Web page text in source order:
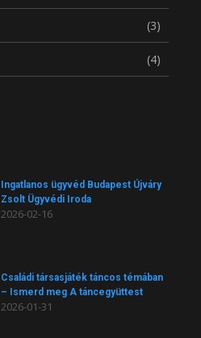
(3)
(4)
Ingatlanos ügyvéd Budapest Újváry
Zsolt Ügyvédi Iroda
2026-02-16
Családi társasjáték táncos témában
– Ismerd meg A táncegyüttest
2026-01-31